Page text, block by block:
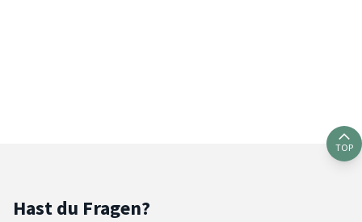
TOP
Hast du Fragen?